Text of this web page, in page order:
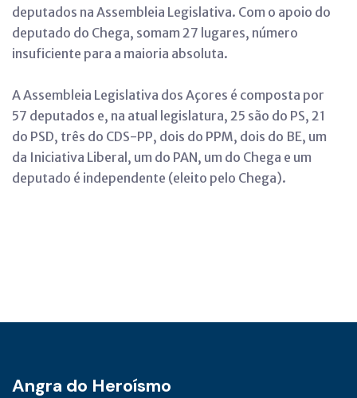
deputados na Assembleia Legislativa. Com o apoio do
deputado do Chega, somam 27 lugares, número
insuficiente para a maioria absoluta.
A Assembleia Legislativa dos Açores é composta por
57 deputados e, na atual legislatura, 25 são do PS, 21
do PSD, três do CDS-PP, dois do PPM, dois do BE, um
da Iniciativa Liberal, um do PAN, um do Chega e um
deputado é independente (eleito pelo Chega).
Angra do Heroísmo